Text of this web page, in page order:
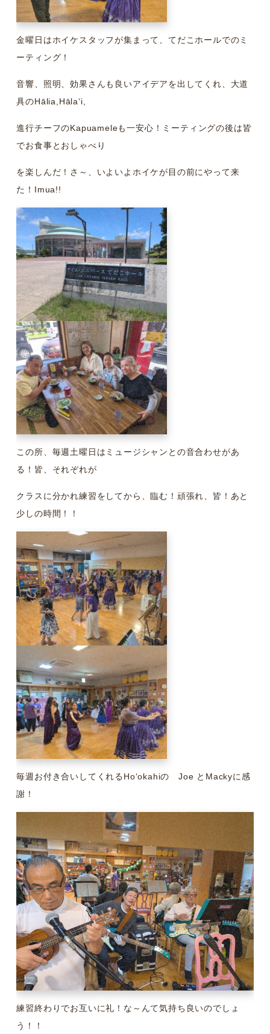
金曜日はホイケスタッフが集まって、てだこホールでのミ
ーティング！
音響、照明、効果さんも良いアイデアを出してくれ、大道
具のHālia,Hālaʻi,
進行チーフのKapuameleも一安心！ミーティングの後は皆
でお食事とおしゃべり
を楽しんだ！さ～、いよいよホイケが目の前にやって来
た！Imua!!
この所、毎週土曜日はミュージシャンとの音合わせがあ
る！皆、それぞれが
クラスに分かれ練習をしてから、臨む！頑張れ、皆！あと
少しの時間！！
毎週お付き合いしてくれるHoʻokahiの Joe とMackyに感
謝！
練習終わりでお互いに礼！な～んて気持ち良いのでしょ
う！！